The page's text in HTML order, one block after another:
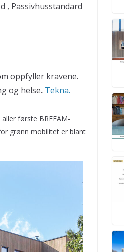
, Passivhusstandard
oppfyller kravene.
og helse. Tekna.
første BREEAM-
grønn mobilitet er blant